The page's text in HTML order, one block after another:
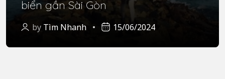
biển gần Sài Gòn
by Tìm Nhanh 15/06/2024